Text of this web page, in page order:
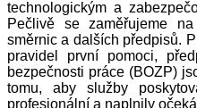
technologickým a
Pečlivě se zaměřujeme
směrnic a dalších předpisů.
pravidel první pomoci,
bezpečnosti práce (BOZP)
tomu, aby služby
profesionální a naplnily